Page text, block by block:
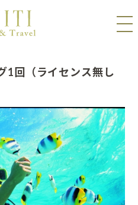
1回（ライセンス無し